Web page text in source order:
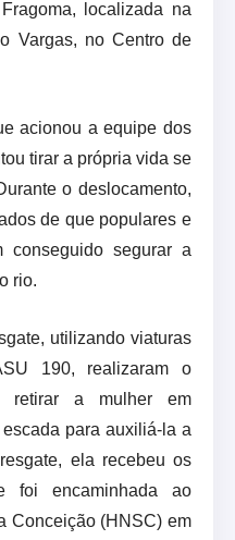
localizada na
Vargas, no Centro de
acionou a equipe dos
tirar a própria vida se
o deslocamento,
de que populares e
conseguido segurar a
rio.
utilizando viaturas
190, realizaram o
retirar a mulher em
para auxiliá-la a
ela recebeu os
foi encaminhada ao
Conceição (HNSC) em